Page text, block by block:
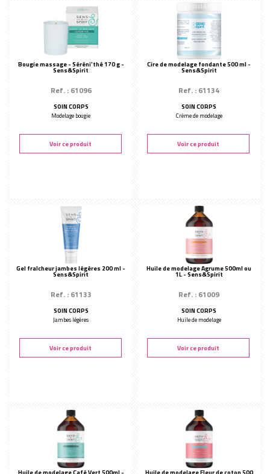
Bougie massage - Séréni'thé 170 g -
Sens&Spirit
Ref. : 61096
SOIN CORPS
Modelage bougie
Voir ce produit
Cire de modelage fondante 500 ml -
Sens&Spirit
Ref. : 61134
SOIN CORPS
Crème de modelage
Voir ce produit
Gel fraîcheur jambes légères 200 ml -
Sens&Spirit
Ref. : 61133
SOIN CORPS
Jambes légères
Voir ce produit
Huile de modelage Agrume 500ml ou
1L - Sens&Spirit
Ref. : 61009
SOIN CORPS
Huile de modelage
Voir ce produit